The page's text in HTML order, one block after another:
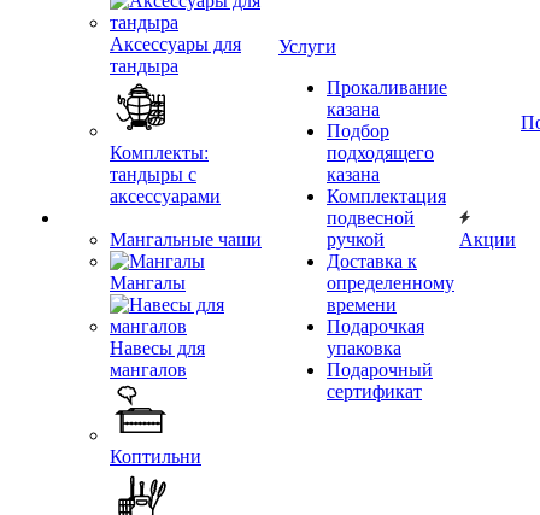
Аксессуары для
тандыра
Комплекты:
тандыры с
аксессуарами
Мангальные чаши
Мангалы
Навесы для
мангалов
Коптильни
Услуги
Прокаливание
казана
Подбор
подходящего
казана
Комплектация
подвесной
ручкой
Доставка к
определенному
времени
Подарочкая
упаковка
Подарочный
сертификат
Акции